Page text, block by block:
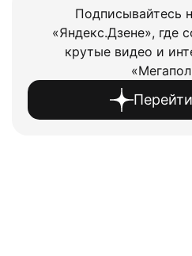
Подписывайтесь
«Яндекс.Дзене», где
крутые видео и